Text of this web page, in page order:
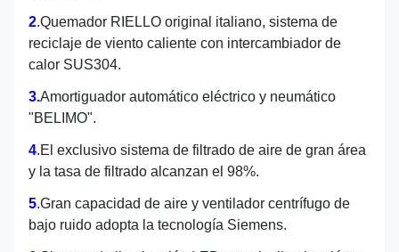
2.Quemador RIELLO original italiano, sistema de
reciclaje de viento caliente con intercambiador de
calor SUS304.
3.Amortiguador automático eléctrico y neumático
"BELIMO".
4.El exclusivo sistema de filtrado de aire de gran área
y la tasa de filtrado alcanzan el 98%.
5.Gran capacidad de aire y ventilador centrífugo de
bajo ruido adopta la tecnología Siemens.